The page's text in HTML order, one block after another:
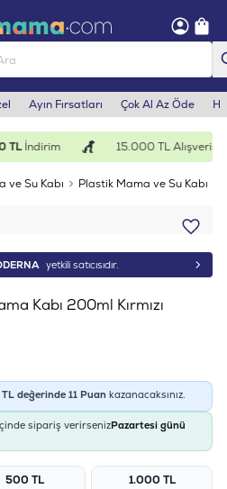
Ayın Fırsatları Çok Al Az Öde
TLİndirim 15.000 TL Alışverişe
ve Su Kabı Plastik Mama ve Su Kabı
yetkili satıcısıdır.
Kabı 200ml Kırmızı
TL değerinde 11 Puan kazanacaksınız.
sipariş verirsenizPazartesi günü
500 TL 1.000 TL